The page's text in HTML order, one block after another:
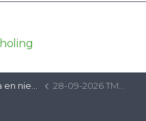
nieuws 28-09-2026 TMS-THK-CBCT | Radboud UMC